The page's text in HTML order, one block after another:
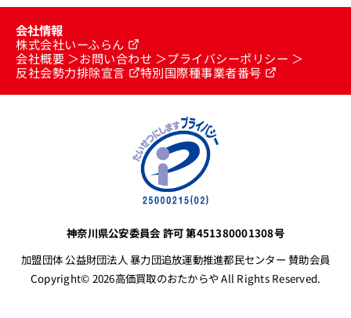
会社情報
株式会社いーふらん
会社概要
お問い合わせ
プライバシーポリシー
反社会勢力排除宣言
特別国際種事業者番号
神奈川県公安委員会 許可 第451380001308号
加盟団体 公益財団法人 暴力団追放運動推進都民センター 賛助会員
Copyright© 2026高価買取のおたからや All Rights Reserved.